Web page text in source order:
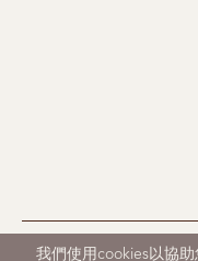
DR's Secret、Aestier和BWL均
我們使用cookies以協